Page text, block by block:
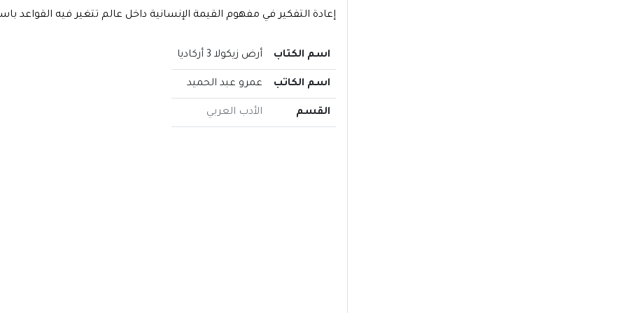
إعادة التفكير في مفهوم القيمة الإنسانية داخل عالم تتغير فيه القواعد
اسم الكتاب أرض زيكولا 3 أركاديا
اسم الكاتب عمرو عبد الحميد
القسم الأدب العربي